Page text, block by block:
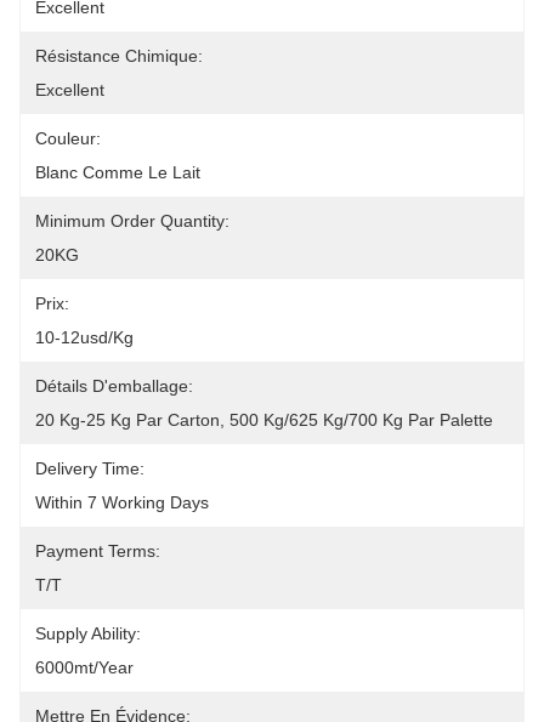
Excellent
Résistance Chimique:
Excellent
Couleur:
Blanc Comme Le Lait
Minimum Order Quantity:
20KG
Prix:
10-12usd/kg
Détails D'emballage:
20 Kg-25 Kg Par Carton, 500 Kg/625 Kg/700 Kg Par Palette
Delivery Time:
Within 7 Working Days
Payment Terms:
T/T
Supply Ability:
6000mt/year
Mettre En Évidence: